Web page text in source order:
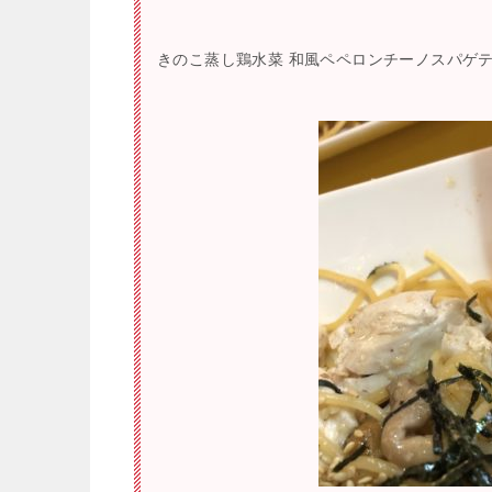
きのこ蒸し鶏水菜 和風ペペロンチーノスパゲ